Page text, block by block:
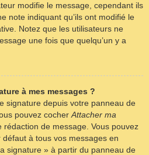
modifie le message, cependant ils
note indiquant qu’ils ont modifié le
Notez que les utilisateurs ne
une fois que quelqu’un y a
à mes messages ?
signature depuis votre panneau de
pouvez cocher Attacher ma
rédaction de message. Vous pouvez
à tous vos messages en
signature » à partir du panneau de